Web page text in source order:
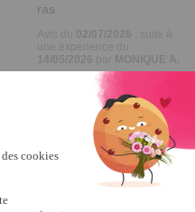
ras
Publié à l'origine sur
becquet.fr (fr)